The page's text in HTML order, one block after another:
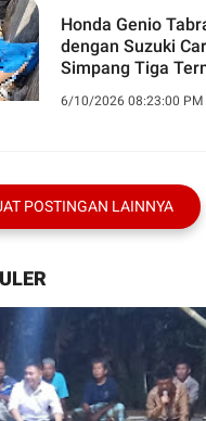
Honda Genio
dengan Suzuki
Simpang Tiga
Alami Cedera
6/10/2026 08:23:00 PM
POSTINGAN LAINNYA